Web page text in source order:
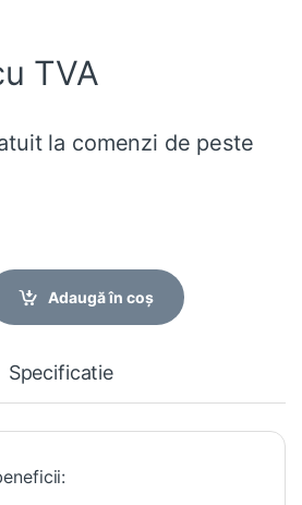
TVA
la comenzi de peste
Adaugă în coș
Specificatie